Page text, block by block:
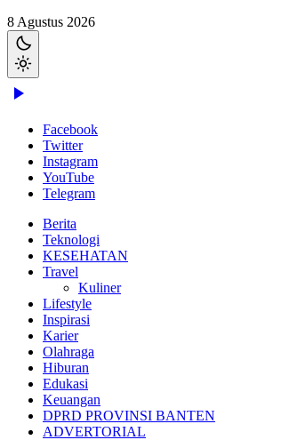
8 Agustus 2026
Facebook
Twitter
Instagram
YouTube
Telegram
Berita
Teknologi
KESEHATAN
Travel
Kuliner
Lifestyle
Inspirasi
Karier
Olahraga
Hiburan
Edukasi
Keuangan
DPRD PROVINSI BANTEN
ADVERTORIAL